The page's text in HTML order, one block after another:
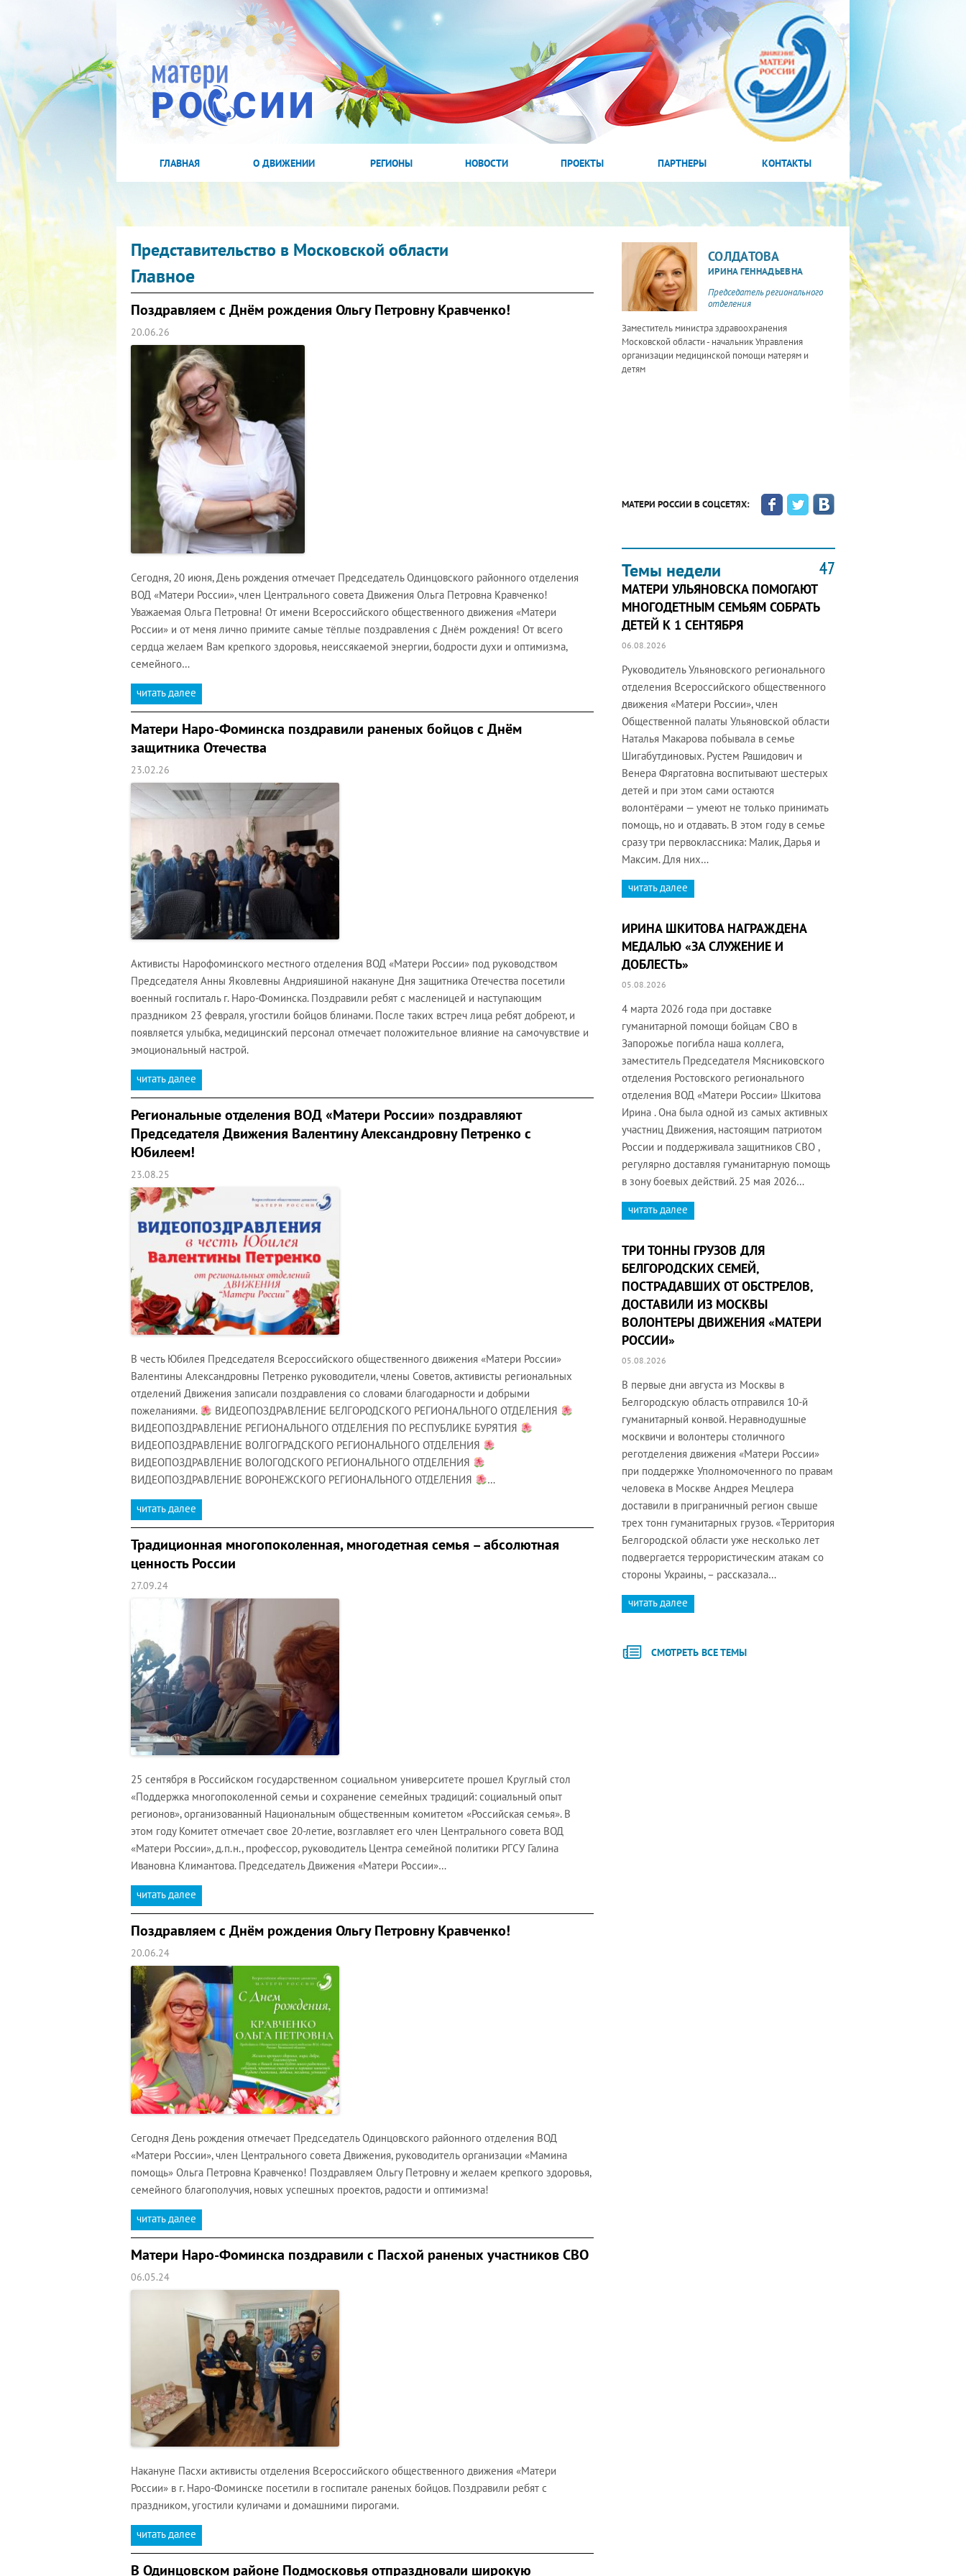
ГЛАВНАЯ О ДВИЖЕНИИ РЕГИОНЫ НОВОСТИ ПРОЕКТЫ ПАРТНЕРЫ КОНТАКТЫ
Представительство в Московской области
Главное
Поздравляем с Днём рождения Ольгу Петровну Кравченко!
20.06.26
Сегодня, 20 июня, День рождения отмечает Председатель Одинцовского районного отделения
ВОД «Матери России», член Центрального совета Движения Ольга Петровна Кравченко!
Уважаемая Ольга Петровна! От имени Всероссийского общественного движения «Матери
России» и от меня лично примите самые тёплые поздравления с Днём рождения! От всего
сердца желаем Вам крепкого здоровья, неиссякаемой энергии, бодрости духи и оптимизма,
семейного…
читать далее
Матери Наро-Фоминска поздравили раненых бойцов с Днём
защитника Отечества
23.02.26
Активисты Нарофоминского местного отделения ВОД «Матери России» под руководством
Председателя Анны Яковлевны Андрияшиной накануне Дня защитника Отечества посетили
военный госпиталь г. Наро-Фоминска. Поздравили ребят с масленицей и наступающим
праздником 23 февраля, угостили бойцов блинами. После таких встреч лица ребят добреют, и
появляется улыбка, медицинский персонал отмечает положительное влияние на самочувствие и
эмоциональный настрой.
читать далее
Региональные отделения ВОД «Матери России» поздравляют
Председателя Движения Валентину Александровну Петренко с
Юбилеем!
23.08.25
В честь Юбилея Председателя Всероссийского общественного движения «Матери России»
Валентины Александровны Петренко руководители, члены Советов, активисты региональных
отделений Движения записали поздравления со словами благодарности и добрыми
пожеланиями.
ВИДЕОПОЗДРАВЛЕНИЕ БЕЛГОРОДСКОГО РЕГИОНАЛЬНОГО ОТДЕЛЕНИЯ
ВИДЕОПОЗДРАВЛЕНИЕ РЕГИОНАЛЬНОГО ОТДЕЛЕНИЯ ПО РЕСПУБЛИКЕ БУРЯТИЯ
ВИДЕОПОЗДРАВЛЕНИЕ ВОЛГОГРАДСКОГО РЕГИОНАЛЬНОГО ОТДЕЛЕНИЯ
ВИДЕОПОЗДРАВЛЕНИЕ ВОЛОГОДСКОГО РЕГИОНАЛЬНОГО ОТДЕЛЕНИЯ
ВИДЕОПОЗДРАВЛЕНИЕ ВОРОНЕЖСКОГО РЕГИОНАЛЬНОГО ОТДЕЛЕНИЯ
…
читать далее
Традиционная многопоколенная, многодетная семья – абсолютная
ценность России
27.09.24
25 сентября в Российском государственном социальном университете прошел Круглый стол
«Поддержка многопоколенной семьи и сохранение семейных традиций: социальный опыт
регионов», организованный Национальным общественным комитетом «Российская семья». В
этом году Комитет отмечает свое 20-летие, возглавляет его член Центрального совета ВОД
«Матери России», д.п.н., профессор, руководитель Центра семейной политики РГСУ Галина
Ивановна Климантова. Председатель Движения «Матери России»…
читать далее
Поздравляем с Днём рождения Ольгу Петровну Кравченко!
20.06.24
Сегодня День рождения отмечает Председатель Одинцовского районного отделения ВОД
«Матери России», член Центрального совета Движения, руководитель организации «Мамина
помощь» Ольга Петровна Кравченко! Поздравляем Ольгу Петровну и желаем крепкого здоровья,
семейного благополучия, новых успешных проектов, радости и оптимизма!
читать далее
Матери Наро-Фоминска поздравили с Пасхой раненых участников СВО
06.05.24
Накануне Пасхи активисты отделения Всероссийского общественного движения «Матери
России» в г. Наро-Фоминске посетили в госпитале раненых бойцов. Поздравили ребят с
праздником, угостили куличами и домашними пирогами.
читать далее
В Одинцовском районе Подмосковья отпраздновали широкую
СОЛДАТОВА
ИРИНА ГЕННАДЬЕВНА
Председатель регионального
отделения
Заместитель министра здравоохранения
Московской области - начальник Управления
организации медицинской помощи матерям и
детям
МАТЕРИ РОССИИ В СОЦСЕТЯХ:
Темы недели 47
МАТЕРИ УЛЬЯНОВСКА ПОМОГАЮТ
МНОГОДЕТНЫМ СЕМЬЯМ СОБРАТЬ
ДЕТЕЙ К 1 СЕНТЯБРЯ
06.08.2026
Руководитель Ульяновского регионального
отделения Всероссийского общественного
движения «Матери России», член
Общественной палаты Ульяновской области
Наталья Макарова побывала в семье
Шигабутдиновых. Рустем Рашидович и
Венера Фяргатовна воспитывают шестерых
детей и при этом сами остаются
волонтёрами — умеют не только принимать
помощь, но и отдавать. В этом году в семье
сразу три первоклассника: Малик, Дарья и
Максим. Для них…
читать далее
47
ИРИНА ШКИТОВА НАГРАЖДЕНА
МЕДАЛЬЮ «ЗА СЛУЖЕНИЕ И
ДОБЛЕСТЬ»
05.08.2026
4 марта 2026 года при доставке
гуманитарной помощи бойцам СВО в
Запорожье погибла наша коллега,
заместитель Председателя Мясниковского
отделения Ростовского регионального
отделения ВОД «Матери России» Шкитова
Ирина . Она была одной из самых активных
участниц Движения, настоящим патриотом
России и поддерживала защитников СВО ,
регулярно доставляя гуманитарную помощь
в зону боевых действий. 25 мая 2026…
читать далее
47
ТРИ ТОННЫ ГРУЗОВ ДЛЯ
БЕЛГОРОДСКИХ СЕМЕЙ,
ПОСТРАДАВШИХ ОТ ОБСТРЕЛОВ,
ДОСТАВИЛИ ИЗ МОСКВЫ
ВОЛОНТЕРЫ ДВИЖЕНИЯ «МАТЕРИ
РОССИИ»
05.08.2026
В первые дни августа из Москвы в
Белгородскую область отправился 10-й
гуманитарный конвой. Неравнодушные
москвичи и волонтеры столичного
реготделения движения «Матери России»
при поддержке Уполномоченного по правам
человека в Москве Андрея Мецлера
доставили в приграничный регион свыше
трех тонн гуманитарных грузов. «Территория
Белгородской области уже несколько лет
подвергается террористическим атакам со
стороны Украины, – рассказала…
читать далее
СМОТРЕТЬ ВСЕ ТЕМЫ